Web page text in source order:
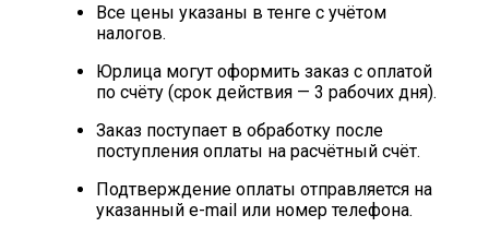
Все цены указаны в тенге с учётом
налогов.
Юрлица могут оформить заказ с оплатой
по счёту (срок действия — 3 рабочих дня).
Заказ поступает в обработку после
поступления оплаты на расчётный счёт.
Подтверждение оплаты отправляется на
указанный e-mail или номер телефона.